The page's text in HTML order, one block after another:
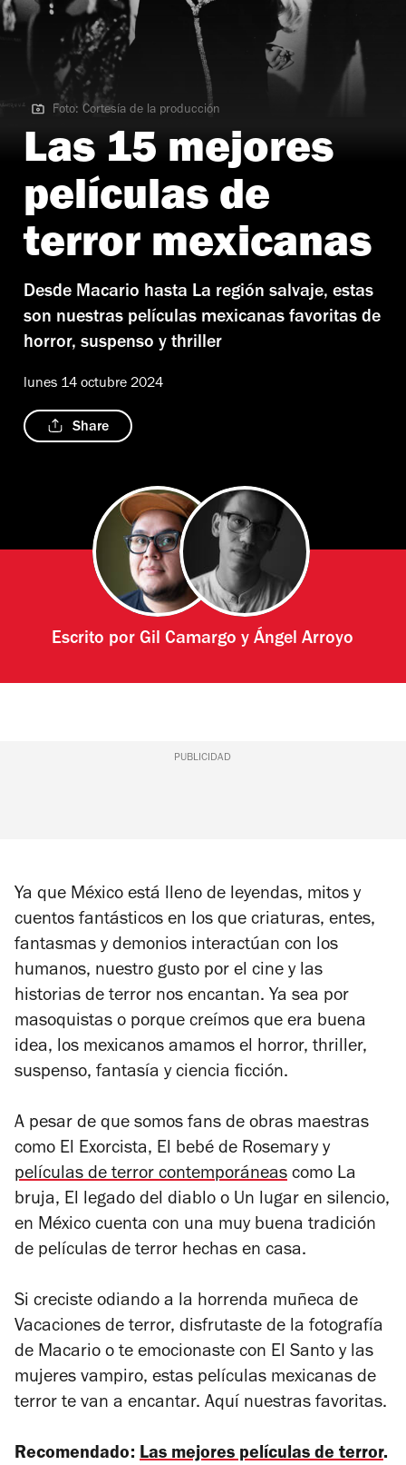
Foto: Cortesía de la producción
Foto: Cortesía de la producción
Las 15 mejores
películas de
terror mexicanas
Desde Macario hasta La región salvaje, estas
son nuestras películas mexicanas favoritas de
horror, suspenso y thriller
lunes 14 octubre 2024
Share
Escrito porGil Camargo yÁngel Arroyo
PUBLICIDAD
Ya que México está lleno de leyendas, mitos y
cuentos fantásticos en los que criaturas, entes,
fantasmas y demonios interactúan con los
humanos, nuestro gusto por el cine y las
historias de terror nos encantan. Ya sea por
masoquistas o porque creímos que era buena
idea, los mexicanos amamos el horror, thriller,
suspenso, fantasía y ciencia ficción.
A pesar de que somos fans de obras maestras
como El Exorcista, El bebé de Rosemaryy
películas de terror contemporáneas como La
bruja, El legado del diablo o Un lugar en silencio,
en México cuenta con una muy buena tradición
de películas de terror hechas en casa.
Si creciste odiando a la horrenda muñeca de
Vacaciones de terror, disfrutaste de la fotografía
de Macario o te emocionaste con El Santo y las
mujeres vampiro, estas películas mexicanas de
terror te van a encantar. Aquí nuestras favoritas.
Recomendado: Las mejores películas de terror.